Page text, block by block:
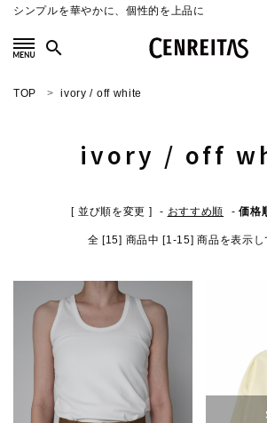
シンプルを華やかに、個性的を上品に
search
person 新規会員登録
SELECT
CATEGORY
COLOR
TOP ivory / off white
ivory / off
[ 並び順を変更 ] - おすすめ順 -価格
全 [15] 商品中 [1-15] 商品を表示し